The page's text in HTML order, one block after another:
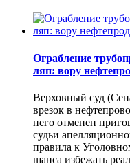
Ограбление
ляп: вору
Верховный суд
врезок в
него отменен
судьи
правила к
шанса избежать